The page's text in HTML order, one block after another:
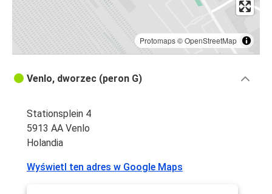
Protomaps©OpenStreetMap
Venlo, dworzec (peron G)
Stationsplein 4
5913 AA Venlo
Holandia
Wyświetl ten adres w Google Maps